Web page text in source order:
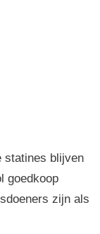
statines blijven
goedkoop
zijn als